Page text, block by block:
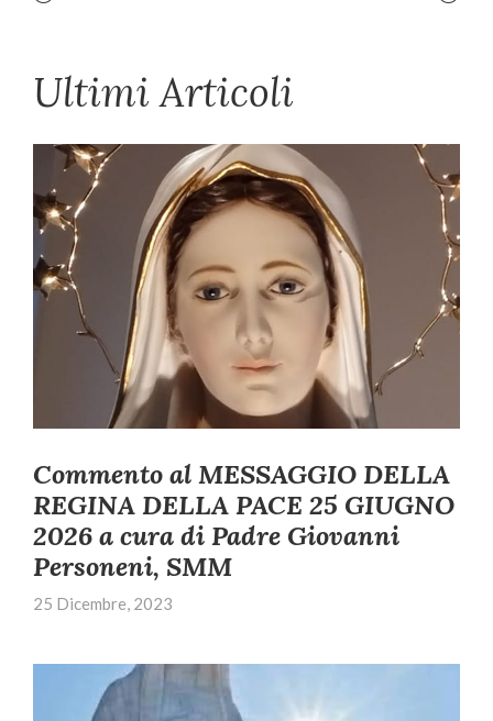
Ultimi Articoli
Commento al MESSAGGIO DELLA
REGINA DELLA PACE 25 GIUGNO
2026 a cura di Padre Giovanni
Personeni, SMM
25 Dicembre, 2023